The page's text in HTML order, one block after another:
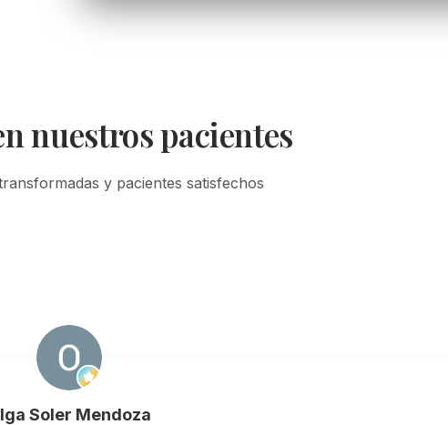
nuestros pacientes
y pacientes satisfechos
Soler Mendoza